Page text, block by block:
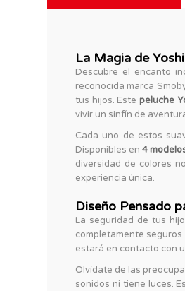
La Magia de
Descubre el encanto
reconocida marca
tus hijos. Estepeluche
vivir un sinfín de
Cada uno de estos
Disponibles en4
diversidad de colores
experiencia única.
Diseño Pensado
La seguridad de tus
completamente
estará en contacto con
Olvídate de las
sonidos ni tiene luces.